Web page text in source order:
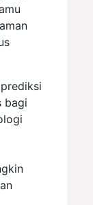
bagi